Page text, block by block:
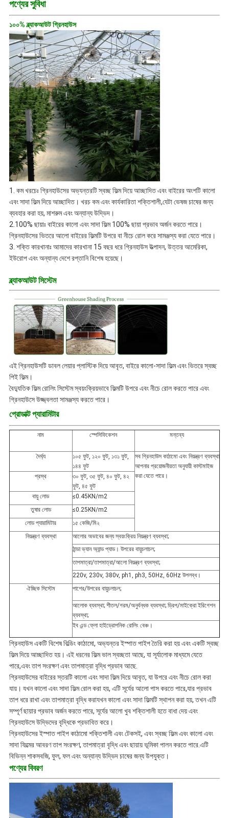
পণ্যের সুবিধা
১০০% ব্ল্যাকআউট গ্রিনহাউস
1. কম খরচেঃ গ্রিনহাউসের অভ্যন্তরটি স্বচ্ছ ফিল্ম দিয়ে আচ্ছাদিত এবং বাইরের অংশটি কালো
এবং সাদা ফিল্ম দিয়ে আচ্ছাদিত। খরচ কম এবং কার্যকারিতা শক্তিশালী,যেটা ভেষজ চাষের জন্য
ব্যবহার করা হয়, মাশরুম এবং অন্যান্য উদ্ভিদ।
2.100% ছায়াঃ বাইরের কালো এবং সাদা ফিল্ম 100% ছায়া প্রভাব অর্জন করতে পারে।
গ্রিনহাউসের ভিতরে আলো বাইরের ফিল্মটি উপরে বা নীচে রোল করে সামঞ্জস্য করা যেতে পারে।
3. শক্তি কারখানাঃ আমাদের কারখানা 15 বছর ধরে গ্রিনহাউস উত্পাদন, উত্তর আমেরিকা,
ইউরোপ এবং অন্যান্য দেশে রপ্তানি বিশেষ হয়েছে।
ব্ল্যাকআউট সিস্টেম
এই গ্রিনহাউসটি ডাবল লেয়ার প্লাস্টিক দিয়ে আবৃত, বাইরে কালো-সাদা ফিল্ম এবং ভিতরে স্বচ্ছ
পিই ফিল্ম।
বৈদ্যুতিক ফিল্ম রোলিং সিস্টেম স্বয়ংক্রিয়ভাবে ফিল্মটি উপরে এবং নীচে রোল করতে পারে এবং
গ্রিনহাউসে উজ্জ্বলতা সামঞ্জস্য করতে পারে।
প্রোডাক্ট প্যারামিটার
নাম স্পেসিফিকেশন মন্তব্য
দৈর্ঘ্য
১০৫ ফুট, ১২০ ফুট, ১৩১ ফুট,
১৪৪ ফুট
সব গ্রিনহাউস কাঠামো এবং নিয়ন্ত্রণ ব্যবস্থা
আপনার প্রয়োজনীয়তা অনুযায়ী কাস্টমাইজ
করা যেতে পারে।
প্রস্থ
৩০ ফুট, ৩৫ ফুট, ৪০ ফুট, ৪২
ফুট, ৪৫ ফুট
বায়ু লোড
≤0.45KN/m2
তুষার লোড
≤0.25KN/m2
লোড প্যারামিটার
১৫ কেজি/মি২
নিয়ন্ত্রণ ব্যবস্থা
আলোর অভাবের জন্য স্বয়ংক্রিয় নিয়ন্ত্রণ ব্যবস্থা;
ঠান্ডা ভ্যান অ্যান্ড প্যাড। উপরের বায়ুচলাচল;
তাপমাত্রা/তাপমাত্রা/আলো নিয়ন্ত্রণ ব্যবস্থা;
220v, 230v, 380v, ph1, ph3, 50Hz, 60Hz উপলব্ধ।
ঐচ্ছিক সিস্টেম
পাশের/উপরের বায়ুচলাচল;
আলোক ব্যবস্থা; শীতল/গরম/অনুর্বন্ধক ব্যবস্থা; ড্রিপ/মাইক্রো ইরিগেশন
ব্যবস্থা;
ইব এন্ড ফ্লো হাইড্রোপনিক রোলিং বেঞ্চ।
গ্রিনহাউস একটি বিশেষ বিল্ডিং কাঠামো, অভ্যন্তর ইস্পাত পাইপ তৈরি করা হয় এবং একটি স্বচ্ছ
ফিল্ম দিয়ে আচ্ছাদিত হয়। এই ধরনের ফিল্ম ভাল স্বচ্ছতা আছে, যা সূর্যালোক মাধ্যমে যেতে
পারে,এবং তাপ সংরক্ষণ এবং তাপমাত্রা বৃদ্ধি প্রভাব আছে.
গ্রিনহাউসের বাইরের স্তরটি কালো এবং সাদা ফিল্ম দিয়ে আবৃত, যা উপরে এবং নীচে রোল করা
যায়। যখন কালো এবং সাদা ফিল্ম রোল করা হয়, এটি সূর্যের আলো পাস করতে পারে,যার প্রভাব
তাপ ধরে রাখা এবং তাপমাত্রা বৃদ্ধি করাযখন কালো এবং সাদা ফিল্মটি স্থাপন করা হয়, তখন এটি
সম্পূর্ণ ছায়ার প্রভাব অর্জন করতে পারে, সূর্যের আলো খুব শক্তিশালী হতে বাধা দেয় এবং
গ্রিনহাউসে উদ্ভিদের বৃদ্ধিকে প্রভাবিত করে।
গ্রিনহাউসের ইস্পাত পাইপ কাঠামো শক্তিশালী এবং টেকসই, এবং স্বচ্ছ ফিল্ম এবং কালো এবং
সাদা ফিল্মের আবরণ তাপ সংরক্ষণ, তাপমাত্রা বৃদ্ধি এবং ছায়ায় ভূমিকা পালন করতে পারে.এটি
বিভিন্ন শাকসবজি, ফুল, ফল এবং অন্যান্য উদ্ভিদ চাষের জন্য উপযুক্ত।
পণ্যের বিবরণ